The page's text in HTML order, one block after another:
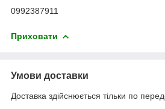
0992387911
Приховати
Умови доставки
Доставка здійснюється тільки по